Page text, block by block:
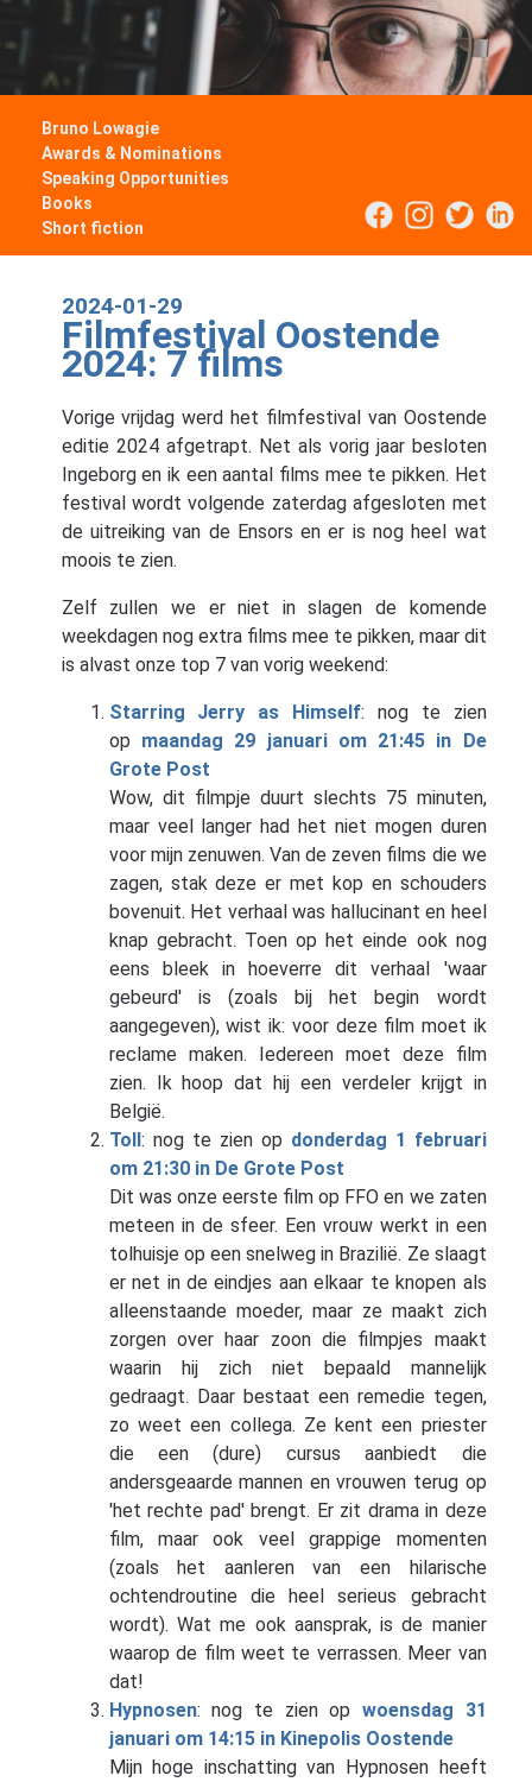
Bruno Lowagie
Awards & Nominations
Speaking Opportunities
Books
Short fiction
2024-01-29
Filmfestival Oostende
2024: 7 films
Vorige vrijdag werd het filmfestival van Oostende
editie 2024 afgetrapt. Net als vorig jaar besloten
Ingeborg en ik een aantal films mee te pikken. Het
festival wordt volgende zaterdag afgesloten met
de uitreiking van de Ensors en er is nog heel wat
moois te zien.
Zelf zullen we er niet in slagen de komende
weekdagen nog extra films mee te pikken, maar dit
is alvast onze top 7 van vorig weekend:
Starring Jerry as Himself: nog te zien
op maandag 29 januari om 21:45 in De
Grote Post
Wow, dit filmpje duurt slechts 75 minuten,
maar veel langer had het niet mogen duren
voor mijn zenuwen. Van de zeven films die we
zagen, stak deze er met kop en schouders
bovenuit. Het verhaal was hallucinant en heel
knap gebracht. Toen op het einde ook nog
eens bleek in hoeverre dit verhaal 'waar
gebeurd' is (zoals bij het begin wordt
aangegeven), wist ik: voor deze film moet ik
reclame maken. Iedereen moet deze film
zien. Ik hoop dat hij een verdeler krijgt in
België.
Toll: nog te zien op donderdag 1 februari
om 21:30 in De Grote Post
Dit was onze eerste film op FFO en we zaten
meteen in de sfeer. Een vrouw werkt in een
tolhuisje op een snelweg in Brazilië. Ze slaagt
er net in de eindjes aan elkaar te knopen als
alleenstaande moeder, maar ze maakt zich
zorgen over haar zoon die filmpjes maakt
waarin hij zich niet bepaald mannelijk
gedraagt. Daar bestaat een remedie tegen,
zo weet een collega. Ze kent een priester
die een (dure) cursus aanbiedt die
andersgeaarde mannen en vrouwen terug op
'het rechte pad' brengt. Er zit drama in deze
film, maar ook veel grappige momenten
(zoals het aanleren van een hilarische
ochtendroutine die heel serieus gebracht
wordt). Wat me ook aansprak, is de manier
waarop de film weet te verrassen. Meer van
dat!
Hypnosen: nog te zien op woensdag 31
januari om 14:15 in Kinepolis Oostende
Mijn hoge inschatting van Hypnosen heeft